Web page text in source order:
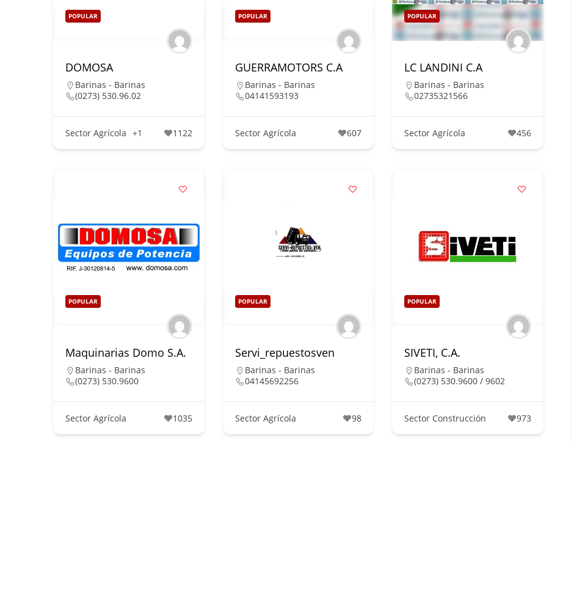
POPULAR
DOMOSA
Barinas - Barinas
(0273) 530.96.02
Sector Agrícola +1 1122
POPULAR
GUERRAMOTORS C.A
Barinas - Barinas
04141593193
Sector Agrícola 607
POPULAR
LC LANDINI C.A
Barinas - Barinas
02735321566
Sector Agrícola 456
POPULAR
Maquinarias Domo S.A.
Barinas - Barinas
(0273) 530.9600
Sector Agrícola 1035
POPULAR
Servi_repuestosven
Barinas - Barinas
04145692256
Sector Agrícola 98
POPULAR
SIVETI, C.A.
Barinas - Barinas
(0273) 530.9600 / 9602
Sector Construcción 973